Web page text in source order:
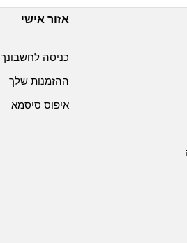
ניתן
אזור אישי
כניסה לחשבונך
ההזמנות שלך
איפוס סיסמא